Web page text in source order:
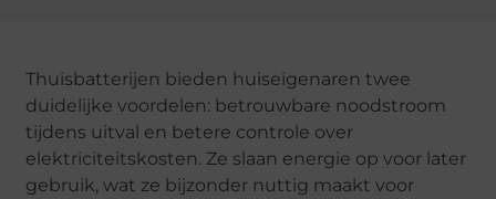
Thuisbatterijen bieden huiseigenaren twee
duidelijke voordelen: betrouwbare noodstroom
tijdens uitval en betere controle over
elektriciteitskosten. Ze slaan energie op voor later
gebruik, wat ze bijzonder nuttig maakt voor